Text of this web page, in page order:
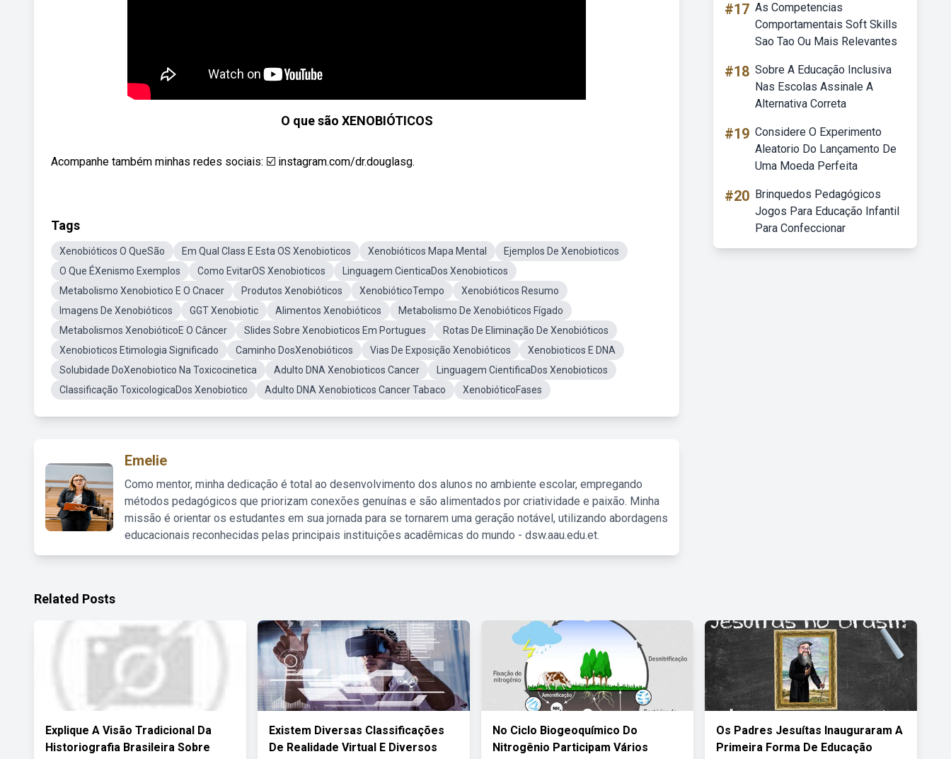
O que são XENOBIÓTICOS
Acompanhe também minhas redes sociais: ☑️ instagram.com/dr.douglasg.
Tags
Xenobióticos O QueSão Em Qual Class E Esta OS Xenobioticos Xenobióticos Mapa Mental
Ejemplos De Xenobioticos
O Que ÉXenismo Exemplos
Como EvitarOS Xenobioticos
Linguagem CienticaDos Xenobioticos
Metabolismo Xenobiotico E O Cnacer
Produtos Xenobióticos XenobióticoTempo
Xenobióticos Resumo
Imagens De Xenobióticos
GGT Xenobiotic Alimentos Xenobióticos
Metabolismo De Xenobióticos Fígado
Metabolismos XenobióticoE O Câncer
Slides Sobre Xenobioticos Em Portugues
Rotas De Eliminação De Xenobióticos
Xenobioticos Etimologia Significado
Caminho DosXenobióticos Vias De Exposição Xenobióticos
Xenobioticos E DNA
Solubidade DoXenobiotico Na Toxicocinetica
Adulto DNA Xenobioticos Cancer
Linguagem CientificaDos Xenobioticos
Classificação ToxicologicaDos Xenobiotico
Adulto DNA Xenobioticos Cancer Tabaco XenobióticoFases
Emelie
Como mentor, minha dedicação é total ao desenvolvimento dos alunos no ambiente escolar, empregando
métodos pedagógicos que priorizam conexões genuínas e são alimentados por criatividade e paixão. Minha
missão é orientar os estudantes em sua jornada para se tornarem uma geração notável, utilizando abordagens
educacionais reconhecidas pelas principais instituições acadêmicas do mundo - dsw.aau.edu.et.
#17 As Competencias
Comportamentais Soft Skills
Sao Tao Ou Mais Relevantes
#18 Sobre A Educação Inclusiva
Nas Escolas Assinale A
Alternativa Correta
#19 Considere O Experimento
Aleatorio Do Lançamento De
Uma Moeda Perfeita
#20 Brinquedos Pedagógicos
Jogos Para Educação Infantil
Para Confeccionar
Related Posts
Explique A Visão Tradicional Da
Historiografia Brasileira Sobre
Existem Diversas Classificações
De Realidade Virtual E Diversos
No Ciclo Biogeoquímico Do
Nitrogênio Participam Vários
Os Padres Jesuítas Inauguraram A
Primeira Forma De Educação